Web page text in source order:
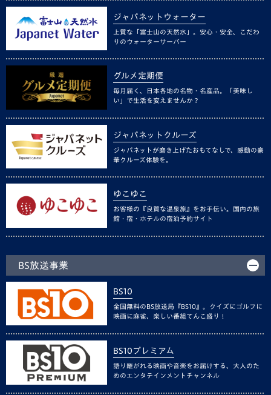
ジャパネットウォーター
上質な「富士山の天然水」。安心・安全、こだわ
りのウォーターサーバー
グルメ定期便
毎月届く、日本各地の名物・名産品。「美味し
い」で生活を変えませんか？
ジャパネットクルーズ
ジャパネットが磨き上げたおもてなしで、感動の豪
華クルーズ体験を。
ゆこゆこ
お客様の『良質な温泉旅』をお手伝い。国内の旅
館・宿・ホテルの宿泊予約サイト
BS放送事業
BS10
全国無料のBS放送局『BS10』。クイズにゴルフに
映画に麻雀、楽しい番組てんこ盛り！
BS10プレミアム
語り継がれる映画や音楽をお届けする、大人のた
めのエンタテインメントチャンネル